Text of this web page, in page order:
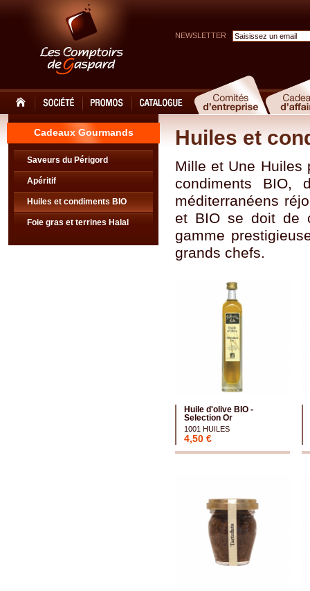
NEWSLETTER
Cadeaux Gourmands
Saveurs du Périgord
Apéritif
Huiles et condiments BIO
Foie gras et terrines Halal
Huiles et
Mille et Une Huiles
condiments BIO,
méditerranéens
et BIO se doit de
gamme
grands chefs.
Huile d'olive BIO -
Selection Or
1001 HUILES
4,50 €